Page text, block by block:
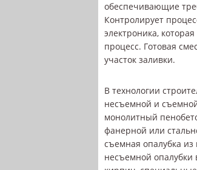
обеспечивающие
Контролирует
электроника,
процесс. Готовая
участок заливки.
В технологии
несъемной и
монолитный
фанерной или
съемная опалубка из
несъемной опалубки